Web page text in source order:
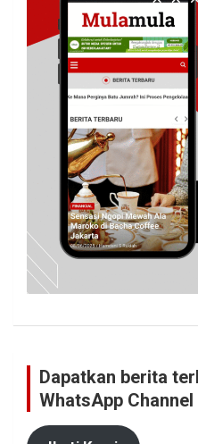
Dapatkan berita
WhatsApp